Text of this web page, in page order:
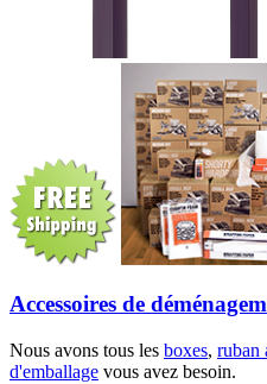
Accessoires de
Nous avons tous les boxes, ruban
d'emballage vous avez besoin.